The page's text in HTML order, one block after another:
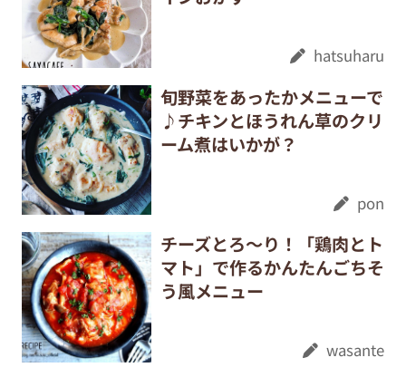
hatsuharu
旬野菜をあったかメニューで
♪チキンとほうれん草のクリ
ーム煮はいかが？
pon
チーズとろ〜り！「鶏肉とト
マト」で作るかんたんごちそ
う風メニュー
wasante